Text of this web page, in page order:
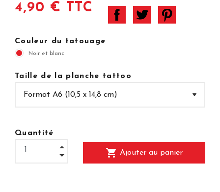
4,90 € TTC
Couleur du tatouage
Noir et blanc
Taille de la planche tattoo
Quantité
shopping_cart Ajouter au panier